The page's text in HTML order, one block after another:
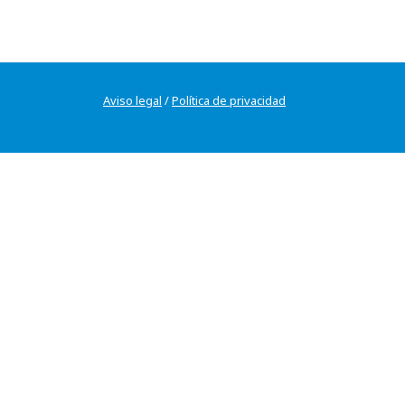
Aviso legal /Política de privacidad